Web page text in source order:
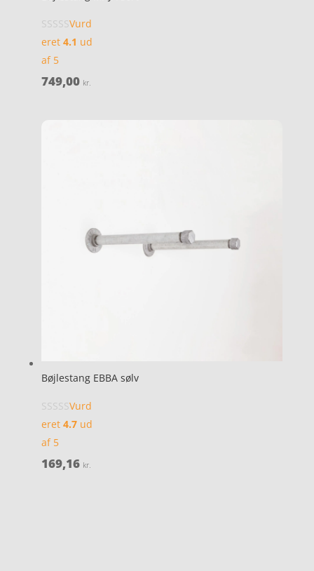
Vurd
eret 4.1 ud
af 5
749,00 kr.
Bøjlestang EBBA sølv
Vurd
eret 4.7ud
af 5
169,16 kr.